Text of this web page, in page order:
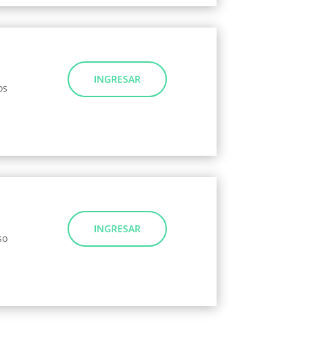
INGRESAR
INGRESAR